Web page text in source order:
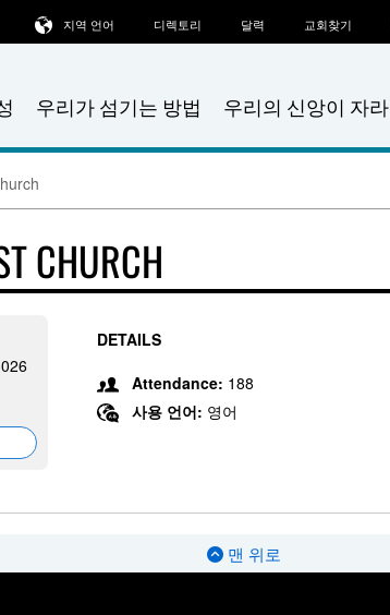
우리가 섬기는 방법 우리의 신앙이 자
지역 언어 디렉토리 달력 교회찾기
CHURCH
DETAILS
Attendance: 188
사용 언어: 영어
맨 위로